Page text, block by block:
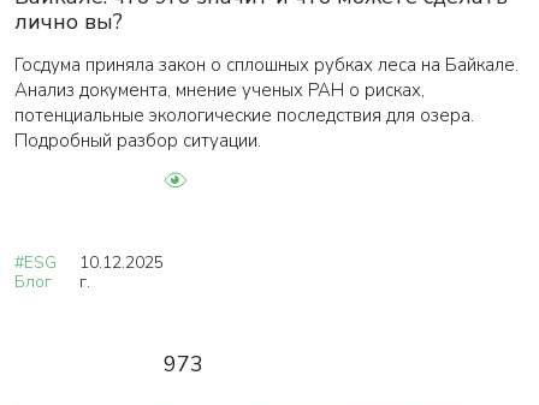
лично вы?
Госдума приняла закон о сплошных рубках леса на Байкале.
Анализ документа, мнение ученых РАН о рисках,
потенциальные экологические последствия для озера.
Подробный разбор ситуации.
#ESG
Блог
10.12.2025
г.
973